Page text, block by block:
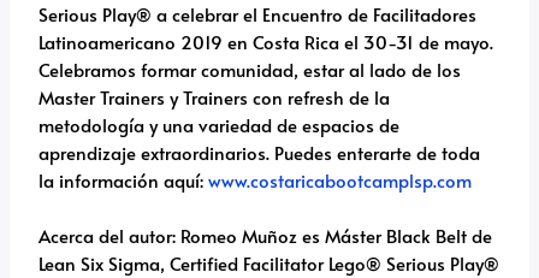
Serious Play® a celebrar el Encuentro de Facilitadores
Latinoamericano 2019 en Costa Rica el 30-31 de mayo.
Celebramos formar comunidad, estar al lado de los
Master Trainers y Trainers con refresh de la
metodología y una variedad de espacios de
aprendizaje extraordinarios. Puedes enterarte de toda
la información aquí:www.costaricabootcamplsp.com
Acerca del autor: Romeo Muñoz es Máster Black Belt de
Lean Six Sigma, Certified Facilitator Lego® Serious Play®